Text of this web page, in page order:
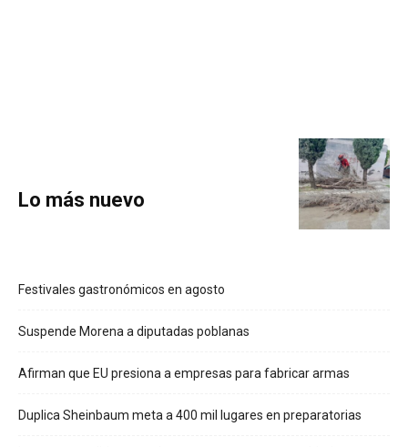
Lo más nuevo
Festivales gastronómicos en agosto
Suspende Morena a diputadas poblanas
Afirman que EU presiona a empresas para fabricar armas
Duplica Sheinbaum meta a 400 mil lugares en preparatorias